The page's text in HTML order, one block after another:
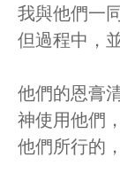
我與他們一
但過程中，
他們的恩膏
神使用他們
他們所行的